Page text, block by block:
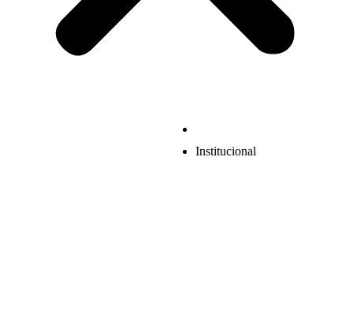
Institucional